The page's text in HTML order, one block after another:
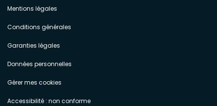
Mentions légales
Conditions générales
Garanties légales
Données personnelles
Gérer mes cookies
Accessibilité : non conforme